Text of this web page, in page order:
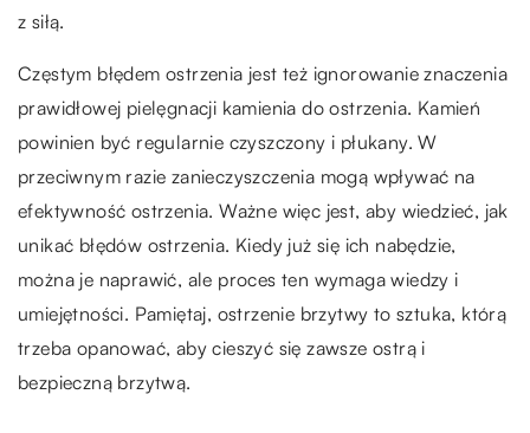
z siłą.
Częstym błędem ostrzenia jest też ignorowanie znaczenia
prawidłowej pielęgnacji kamienia do ostrzenia. Kamień
powinien być regularnie czyszczony i płukany. W
przeciwnym razie zanieczyszczenia mogą wpływać na
efektywność ostrzenia. Ważne więc jest, aby wiedzieć, jak
unikać błędów ostrzenia. Kiedy już się ich nabędzie,
można je naprawić, ale proces ten wymaga wiedzy i
umiejętności. Pamiętaj, ostrzenie brzytwy to sztuka, którą
trzeba opanować, aby cieszyć się zawsze ostrą i
bezpieczną brzytwą.